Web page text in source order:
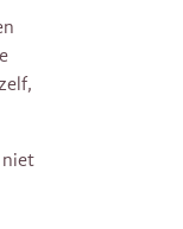
niet